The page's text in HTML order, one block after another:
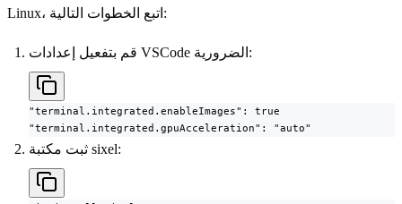
Linux، اتبع الخطوات التالية:
قم بتفعيل إعدادات VSCode الضرورية:
"terminal.integrated.enableImages": true
"terminal.integrated.gpuAcceleration": "auto"
ثبت مكتبة sixel: